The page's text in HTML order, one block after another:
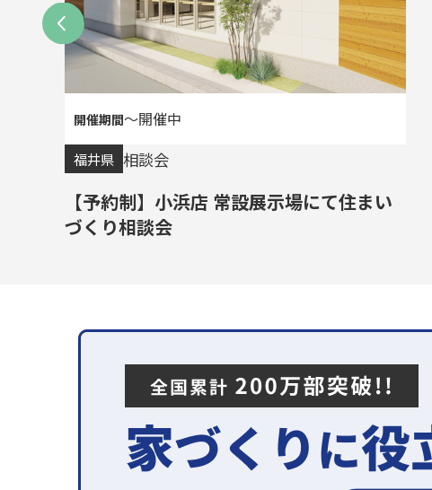
〜開催中
福井県 相談会
【予約制】小浜店 常設展示場にて住まい
づくり相談会